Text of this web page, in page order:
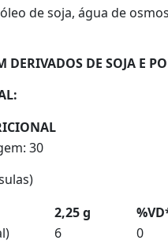
de soja, água de
DERIVADOS DE SOJA E
30
2,25 g
6
0